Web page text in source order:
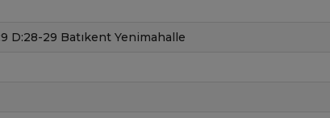
D:28-29 Batıkent Yenimahalle